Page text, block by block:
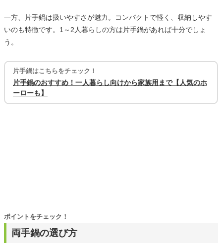
一方、片手鍋は扱いやすさが魅力。コンパクトで軽く、収納しやす
いのも特徴です。1～2人暮らしの方は片手鍋があれば十分でしょ
う。
片手鍋はこちらをチェック！
片手鍋のおすすめ！一人暮らし向けから家族用まで【人気のホ
ーローも】
両手鍋の選び方
ポイントをチェック！